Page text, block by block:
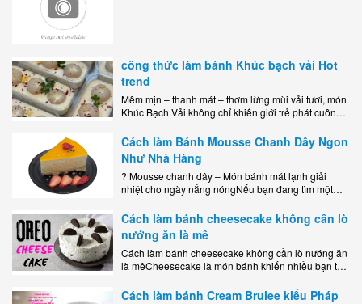
công thức làm bánh Khúc bạch vải Hot
trend
Mềm mịn – thanh mát – thơm lừng mùi vải tươi, món
Khúc Bạch Vải không chỉ khiến giới trẻ phát cuồng
Cách làm Bánh Mousse Chanh Dây Ngon
Như Nhà Hàng
? Mousse chanh dây – Món bánh mát lạnh giải
nhiệt cho ngày nắng nóngNếu bạn đang tìm một
dễ..
Cách làm bánh cheesecake không cần lò
nướng ăn là mê
Cách làm bánh cheesecake không cần lò nướng ăn
là mêCheesecake là món bánh khiến nhiều bạn trẻ
kem..
Cách làm bánh Cream Brulee kiểu Pháp